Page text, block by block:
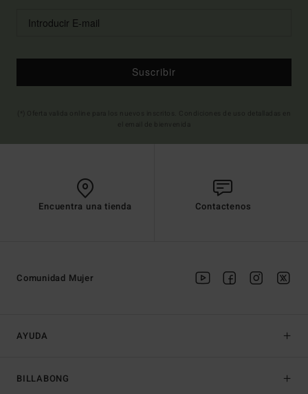
Suscribir
Encuentra una tienda Contactenos
AYUDA
BILLABONG
Comunidad Mujer